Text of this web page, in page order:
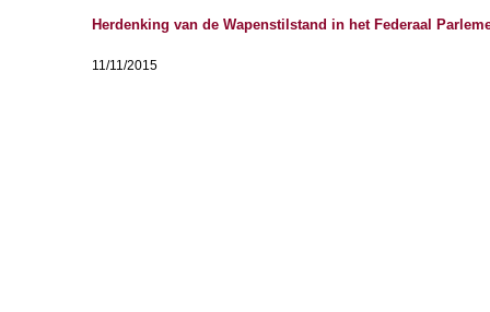
Herdenking van de Wapenstilstand in het Federaal
11/11/2015